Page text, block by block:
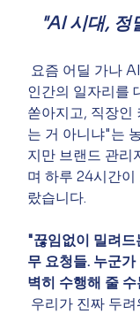
"AI 시대, 정
요즘 어딜 가나
인간의 일자리를
쏟아지고, 직장인
는 거 아니냐"는
지만 브랜드 관
며 하루 24시간
랐습니다.
"끊임없이 밀려드
무 요청들. 누군
벽히 수행해 줄
우리가 진짜 두